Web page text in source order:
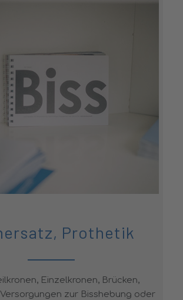
Prothetik
Einzelkronen, Brücken,
zur Bisshebung oder